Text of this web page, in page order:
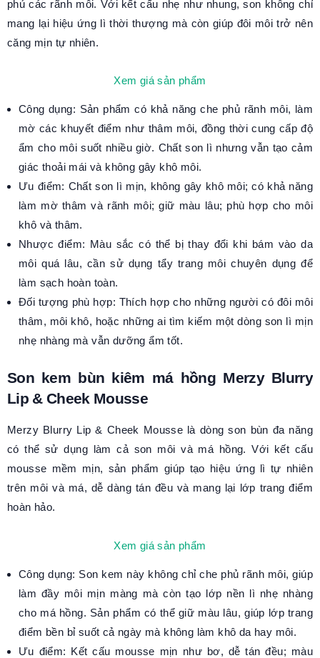
phủ các rãnh môi. Với kết cấu nhẹ như nhung, son không chỉ
mang lại hiệu ứng lì thời thượng mà còn giúp đôi môi trở nên
căng mịn tự nhiên.
Xem giá sản phẩm
Công dụng: Sản phẩm có khả năng che phủ rãnh môi, làm
mờ các khuyết điểm như thâm môi, đồng thời cung cấp độ
ẩm cho môi suốt nhiều giờ. Chất son lì nhưng vẫn tạo cảm
giác thoải mái và không gây khô môi.
Ưu điểm: Chất son lì mịn, không gây khô môi; có khả năng
làm mờ thâm và rãnh môi; giữ màu lâu; phù hợp cho môi
khô và thâm.
Nhược điểm: Màu sắc có thể bị thay đổi khi bám vào da
môi quá lâu, cần sử dụng tẩy trang môi chuyên dụng để
làm sạch hoàn toàn.
Đối tượng phù hợp: Thích hợp cho những người có đôi môi
thâm, môi khô, hoặc những ai tìm kiếm một dòng son lì mịn
nhẹ nhàng mà vẫn dưỡng ẩm tốt.
Son kem bùn kiêm má hồng Merzy Blurry
Lip & Cheek Mousse
Merzy Blurry Lip & Cheek Mousse là dòng son bùn đa năng
có thể sử dụng làm cả son môi và má hồng. Với kết cấu
mousse mềm mịn, sản phẩm giúp tạo hiệu ứng lì tự nhiên
trên môi và má, dễ dàng tán đều và mang lại lớp trang điểm
hoàn hảo.
Xem giá sản phẩm
Công dụng: Son kem này không chỉ che phủ rãnh môi, giúp
làm đầy môi mịn màng mà còn tạo lớp nền lì nhẹ nhàng
cho má hồng. Sản phẩm có thể giữ màu lâu, giúp lớp trang
điểm bền bỉ suốt cả ngày mà không làm khô da hay môi.
Ưu điểm: Kết cấu mousse mịn như bơ, dễ tán đều; màu